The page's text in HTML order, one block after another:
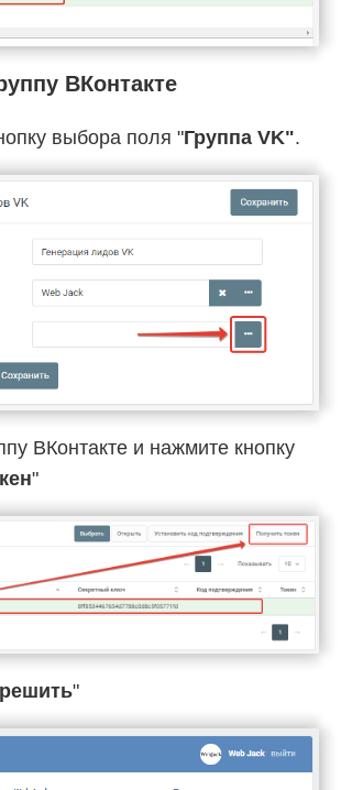
ВКонтакте
выбора поля "Группа VK".
ВКонтакте и нажмите кнопку
"
"